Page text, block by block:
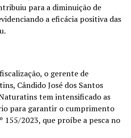
para a diminuição de
a eficácia positiva das
o gerente de
Cândido José dos Santos
tem intensificado as
para garantir o cumprimento
155/2023, que proíbe a pesca no